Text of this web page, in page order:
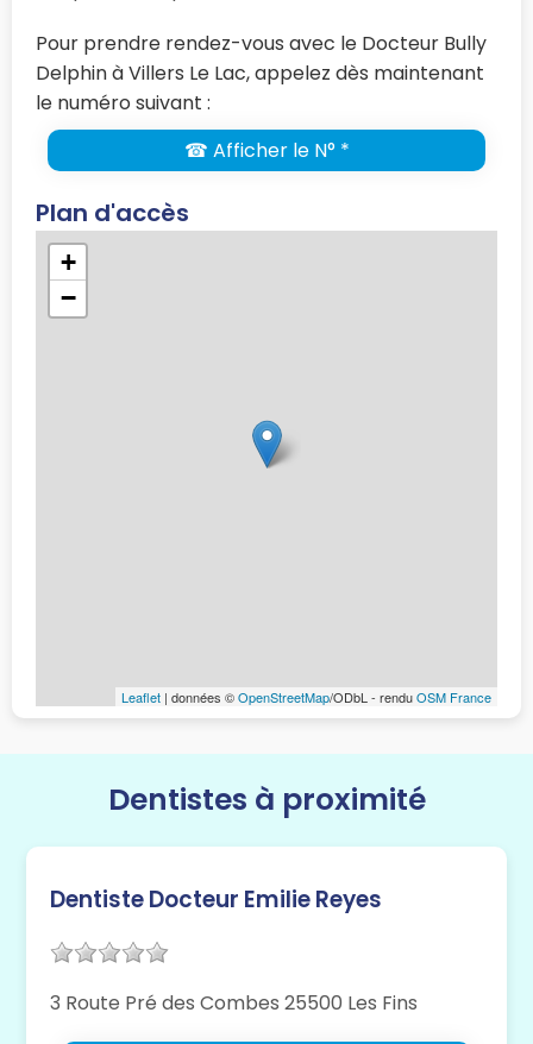
Pour prendre rendez-vous avec le Docteur Bully
Delphin à Villers Le Lac, appelez dès maintenant
le numéro suivant :
☎ Afficher le N° *
Plan d'accès
+
−
Leaflet | données ©OpenStreetMap/ODbL - renduOSM France
Dentistes à proximité
Dentiste Docteur Emilie Reyes
3 Route Pré des Combes 25500 Les Fins